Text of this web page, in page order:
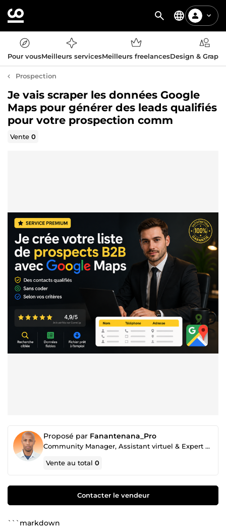
Pour vousMeilleurs servicesMeilleurs freelancesDesign &
Prospection
Je vais scraper les données Google
Maps pour générer des leads qualifiés
pour votre prospection comm
Vente0
Proposé par Fanantenana_Pro
Community Manager, Assistant virtuel & Expert polyvalent en graphisme, montage et prospection
Vente au total0
Contacter le vendeur
```markdown